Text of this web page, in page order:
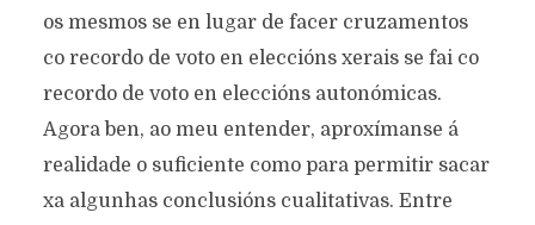
os mesmos se en lugar de facer cruzamentos
co recordo de voto en eleccións xerais se fai co
recordo de voto en eleccións autonómicas.
Agora ben, ao meu entender, aproxímanse á
realidade o suficiente como para permitir sacar
xa algunhas conclusións cualitativas. Entre